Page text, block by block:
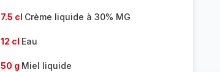
7.5 cl Crème liquide à 30% MG
12 cl Eau
50 g Miel liquide